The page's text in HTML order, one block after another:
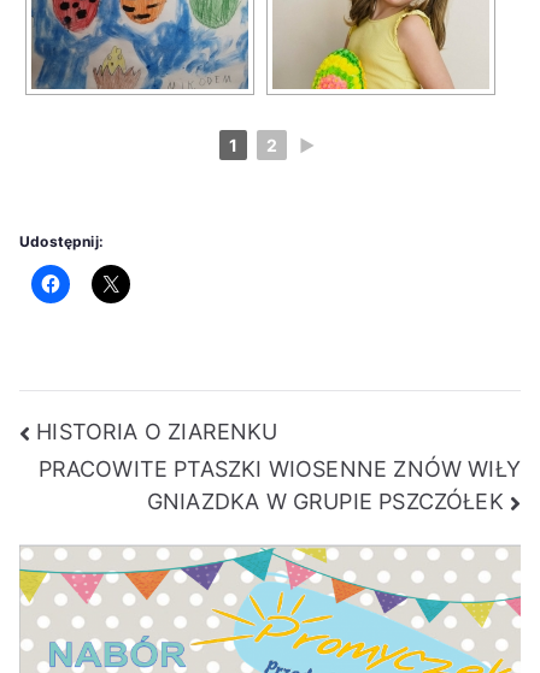
1 2 ►
Udostępnij:
Nawigacja
wpisu
HISTORIA O ZIARENKU
PRACOWITE PTASZKI WIOSENNE ZNÓW WIŁY
GNIAZDKA W GRUPIE PSZCZÓŁEK